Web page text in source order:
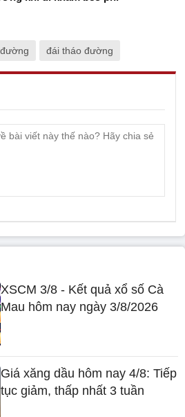
đái tháo đường
XSCM 3/8 - Kết quả xổ số Cà
Mau hôm nay ngày 3/8/2026
Giá xăng dầu hôm nay 4/8: Tiếp
tục giảm, thấp nhất 3 tuần